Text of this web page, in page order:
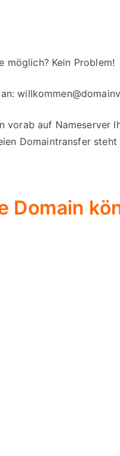
möglich? Kein Problem!
an:
vorab auf
Domaintransfer
Domain